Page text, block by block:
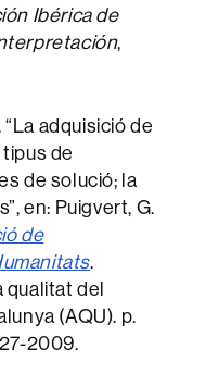
Ibérica de
,
adquisició de
de
de solució; la
en: Puigvert, G.
de
.
qualitat del
(AQU). p.
2009.